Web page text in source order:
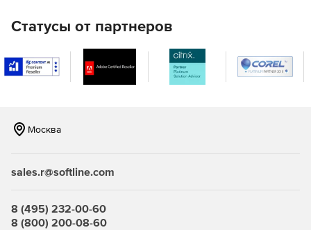
Статусы от партнеров
Москва
sales.r@softline.com
8 (495) 232-00-60
8 (800) 200-08-60